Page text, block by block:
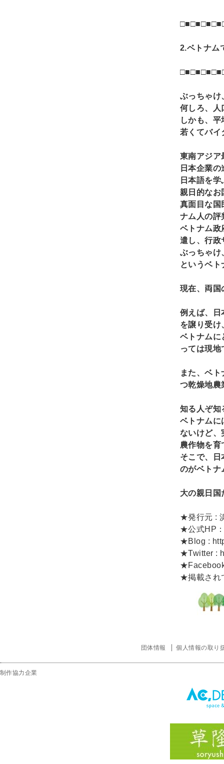
2.ベトナム
ぶっちゃけ
何しろ、人
しかも、
若くてバイ
東南アジア
日本企業
日本語を
親日的なお
真面目な国
ナム人の評
ベトナム政
遣し、行政
ぶっちゃけ
というベ
現在、両国
例えば、日
を譲り受け
ベトナムに
っては現
また、ベ
つ乾燥地農
知る人ぞ知
ベトナムに
ないけど、
農作物を育
そこで、日
のがベトナ
大の親日国
★発行元 :
★公式HP
★Blog :
★Twitter :
★掲載され
団体情報 個人情報の取り
制作協力企業